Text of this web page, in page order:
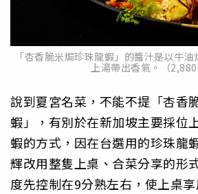
「杏香脆米焗珍珠龍蝦」的醬汁是以牛
上湯帶出香氣。（2,880
說到夏宮名菜，不能不提「杏香
蝦」，有別於在新加坡主要採位
蝦的方式，因在台選用的珍珠龍
輝改用整隻上桌、合菜分享的形
度先控制在9分熟左右，使上桌